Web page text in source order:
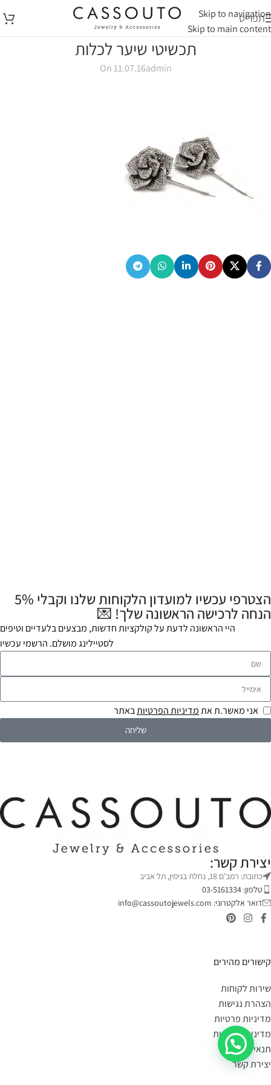
Skip to navigation
Skip to main content
תפריט
תכשיטי שיער לכלות
admin
On 11.07.16
הצטרפי עכשיו למועדון הלקוחות שלנו וקבלי 5%
הנחה לרכישה הראשונה שלך! 💌
היי הראשונה לדעת על קולקציות חדשות, מבצעים בלעדיים וטיפים
לסטיילינג מושלם. הרשמי עכשיו
אני מאשר.ת אתמדיניות הפרטיותבאתר
שליחה
יצירת קשר:
כתובת: רמב'ם 18, נחלת בנימין, תל אביב
טלפון: 03-5161334
דואר אלקטרוני: info@cassoutojewels.com
קישורים מהירים
שירות לקוחות
הצהרת נגישות
מדיניות פרטיות
מדיניות החזרות
תנאי שימוש
יצירת קשר